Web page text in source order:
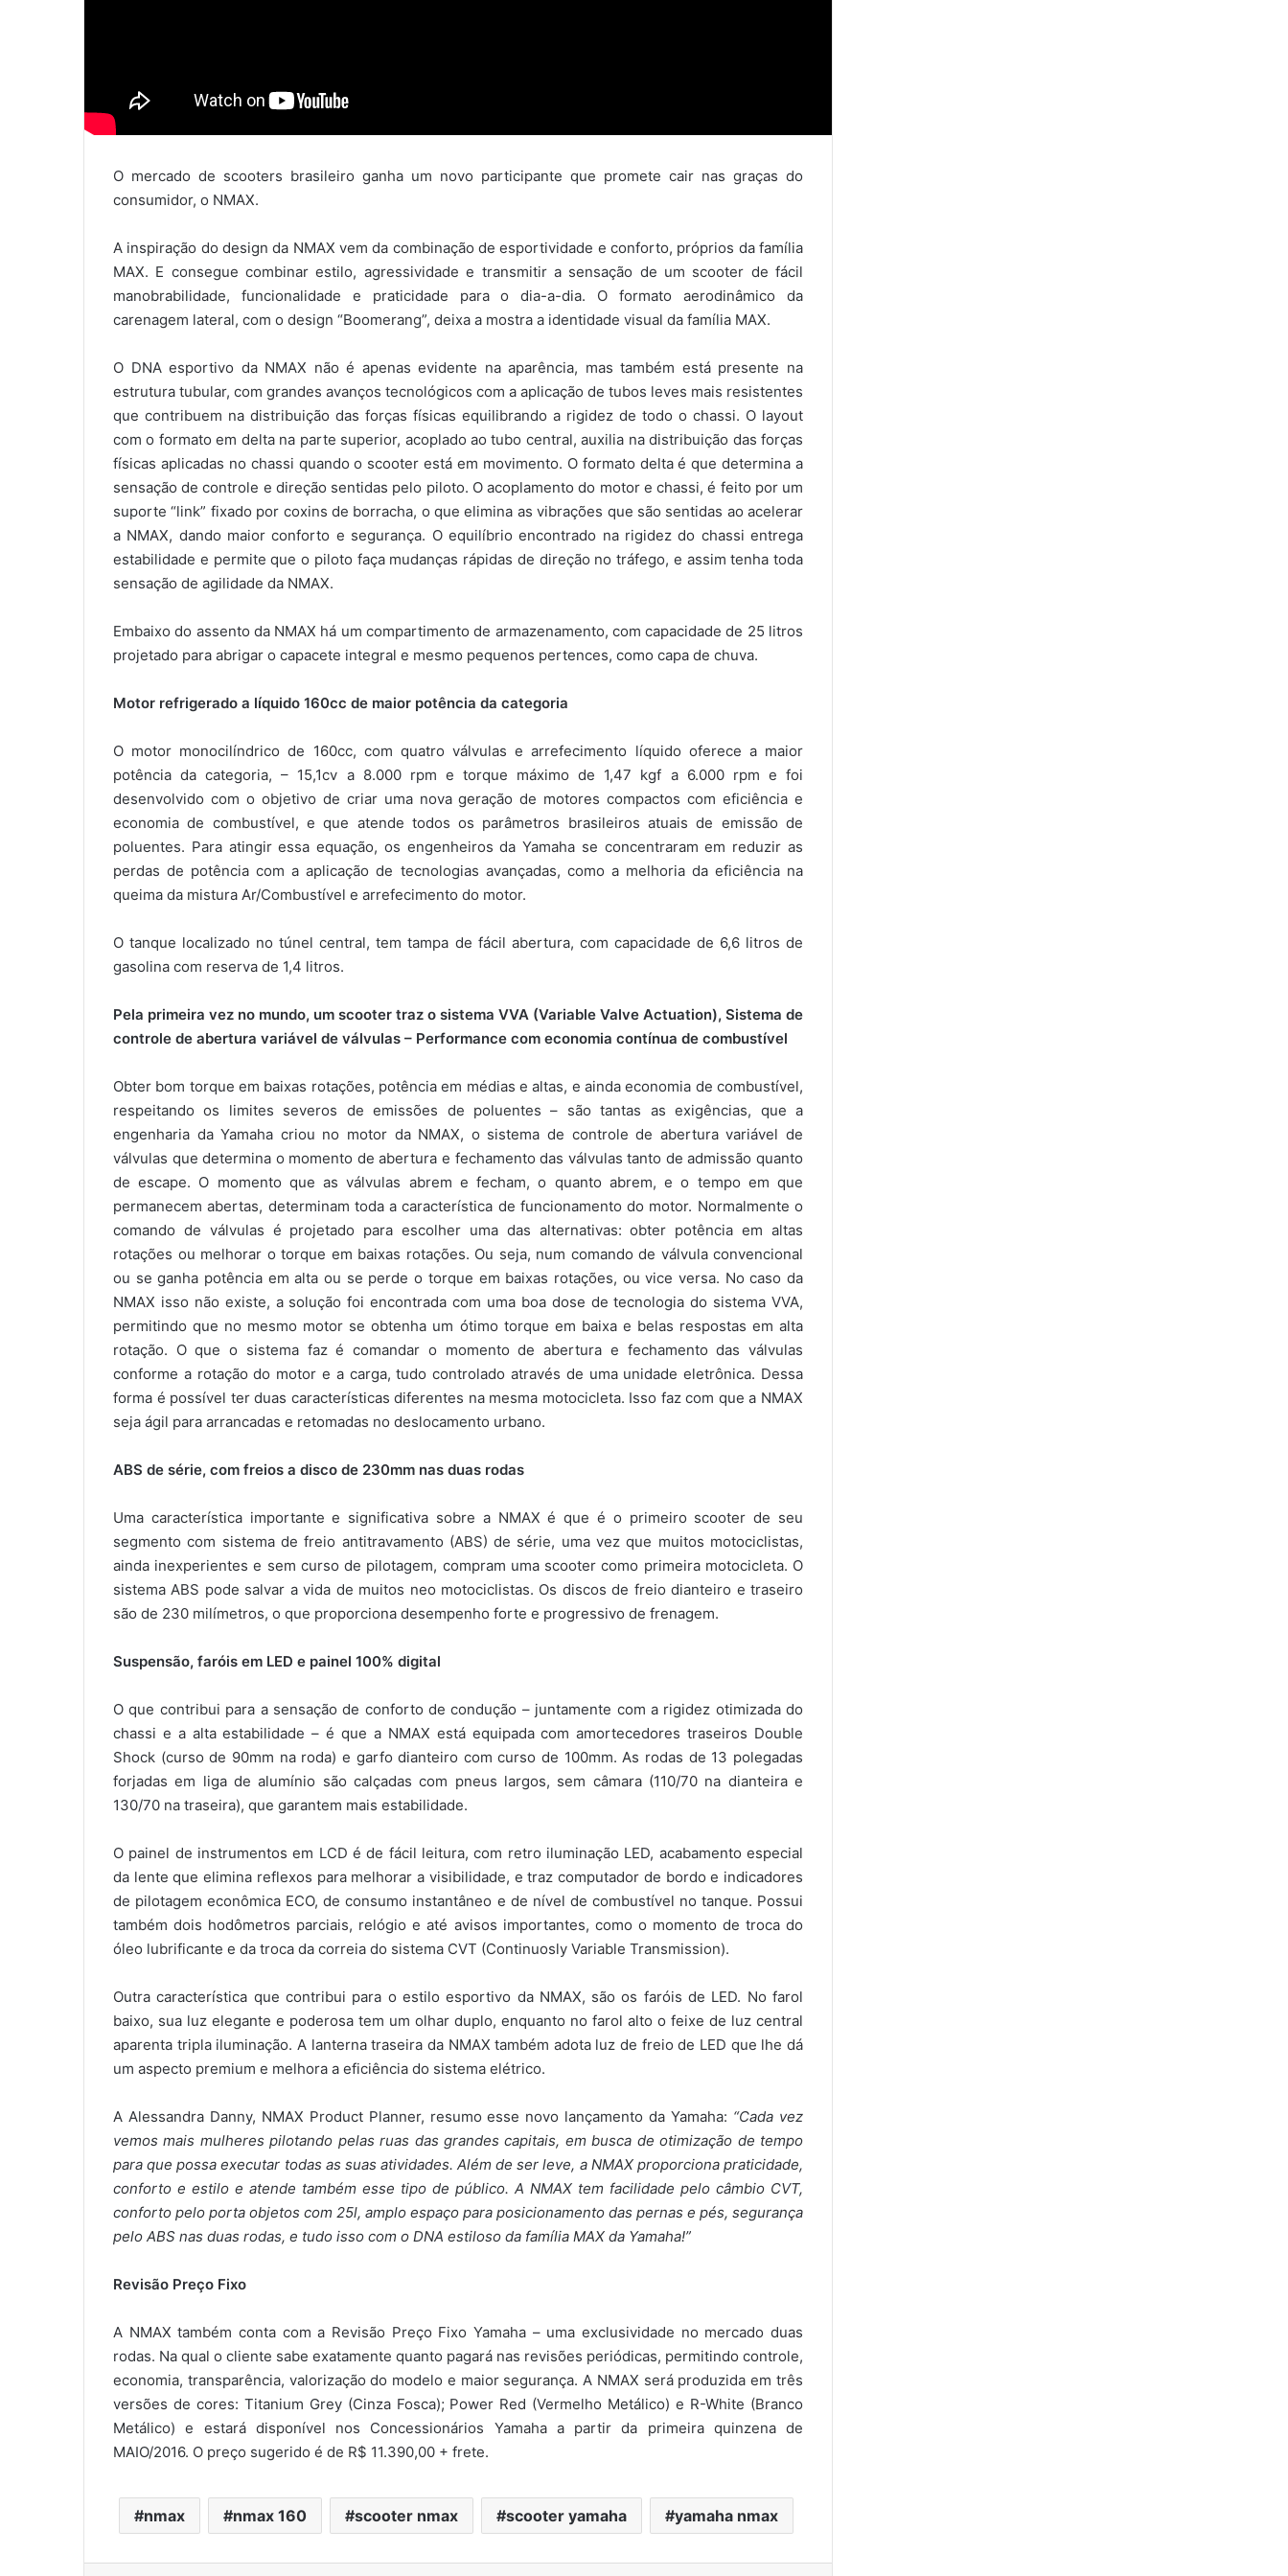
O mercado de scooters brasileiro ganha um novo participante que promete cair nas graças do
consumidor, o NMAX.
A inspiração do design da NMAX vem da combinação de esportividade e conforto, próprios da família
MAX. E consegue combinar estilo, agressividade e transmitir a sensação de um scooter de fácil
manobrabilidade, funcionalidade e praticidade para o dia-a-dia. O formato aerodinâmico da
carenagem lateral, com o design “Boomerang”, deixa a mostra a identidade visual da família MAX.
O DNA esportivo da NMAX não é apenas evidente na aparência, mas também está presente na
estrutura tubular, com grandes avanços tecnológicos com a aplicação de tubos leves mais resistentes
que contribuem na distribuição das forças físicas equilibrando a rigidez de todo o chassi. O layout
com o formato em delta na parte superior, acoplado ao tubo central, auxilia na distribuição das forças
físicas aplicadas no chassi quando o scooter está em movimento. O formato delta é que determina a
sensação de controle e direção sentidas pelo piloto. O acoplamento do motor e chassi, é feito por um
suporte “link” fixado por coxins de borracha, o que elimina as vibrações que são sentidas ao acelerar
a NMAX, dando maior conforto e segurança. O equilíbrio encontrado na rigidez do chassi entrega
estabilidade e permite que o piloto faça mudanças rápidas de direção no tráfego, e assim tenha toda
sensação de agilidade da NMAX.
Embaixo do assento da NMAX há um compartimento de armazenamento, com capacidade de 25 litros
projetado para abrigar o capacete integral e mesmo pequenos pertences, como capa de chuva.
Motor refrigerado a líquido 160cc de maior potência da categoria
O motor monocilíndrico de 160cc, com quatro válvulas e arrefecimento líquido oferece a maior
potência da categoria, – 15,1cv a 8.000 rpm e torque máximo de 1,47 kgf a 6.000 rpm e foi
desenvolvido com o objetivo de criar uma nova geração de motores compactos com eficiência e
economia de combustível, e que atende todos os parâmetros brasileiros atuais de emissão de
poluentes. Para atingir essa equação, os engenheiros da Yamaha se concentraram em reduzir as
perdas de potência com a aplicação de tecnologias avançadas, como a melhoria da eficiência na
queima da mistura Ar/Combustível e arrefecimento do motor.
O tanque localizado no túnel central, tem tampa de fácil abertura, com capacidade de 6,6 litros de
gasolina com reserva de 1,4 litros.
Pela primeira vez no mundo, um scooter traz o sistema VVA (Variable Valve Actuation), Sistema de
controle de abertura variável de válvulas – Performance com economia contínua de combustível
Obter bom torque em baixas rotações, potência em médias e altas, e ainda economia de combustível,
respeitando os limites severos de emissões de poluentes – são tantas as exigências, que a
engenharia da Yamaha criou no motor da NMAX, o sistema de controle de abertura variável de
válvulas que determina o momento de abertura e fechamento das válvulas tanto de admissão quanto
de escape. O momento que as válvulas abrem e fecham, o quanto abrem, e o tempo em que
permanecem abertas, determinam toda a característica de funcionamento do motor. Normalmente o
comando de válvulas é projetado para escolher uma das alternativas: obter potência em altas
rotações ou melhorar o torque em baixas rotações. Ou seja, num comando de válvula convencional
ou se ganha potência em alta ou se perde o torque em baixas rotações, ou vice versa. No caso da
NMAX isso não existe, a solução foi encontrada com uma boa dose de tecnologia do sistema VVA,
permitindo que no mesmo motor se obtenha um ótimo torque em baixa e belas respostas em alta
rotação. O que o sistema faz é comandar o momento de abertura e fechamento das válvulas
conforme a rotação do motor e a carga, tudo controlado através de uma unidade eletrônica. Dessa
forma é possível ter duas características diferentes na mesma motocicleta. Isso faz com que a NMAX
seja ágil para arrancadas e retomadas no deslocamento urbano.
ABS de série, com freios a disco de 230mm nas duas rodas
Uma característica importante e significativa sobre a NMAX é que é o primeiro scooter de seu
segmento com sistema de freio antitravamento (ABS) de série, uma vez que muitos motociclistas,
ainda inexperientes e sem curso de pilotagem, compram uma scooter como primeira motocicleta. O
sistema ABS pode salvar a vida de muitos neo motociclistas. Os discos de freio dianteiro e traseiro
são de 230 milímetros, o que proporciona desempenho forte e progressivo de frenagem.
Suspensão, faróis em LED e painel 100% digital
O que contribui para a sensação de conforto de condução – juntamente com a rigidez otimizada do
chassi e a alta estabilidade – é que a NMAX está equipada com amortecedores traseiros Double
Shock (curso de 90mm na roda) e garfo dianteiro com curso de 100mm. As rodas de 13 polegadas
forjadas em liga de alumínio são calçadas com pneus largos, sem câmara (110/70 na dianteira e
130/70 na traseira), que garantem mais estabilidade.
O painel de instrumentos em LCD é de fácil leitura, com retro iluminação LED, acabamento especial
da lente que elimina reflexos para melhorar a visibilidade, e traz computador de bordo e indicadores
de pilotagem econômica ECO, de consumo instantâneo e de nível de combustível no tanque. Possui
também dois hodômetros parciais, relógio e até avisos importantes, como o momento de troca do
óleo lubrificante e da troca da correia do sistema CVT (Continuosly Variable Transmission).
Outra característica que contribui para o estilo esportivo da NMAX, são os faróis de LED. No farol
baixo, sua luz elegante e poderosa tem um olhar duplo, enquanto no farol alto o feixe de luz central
aparenta tripla iluminação. A lanterna traseira da NMAX também adota luz de freio de LED que lhe dá
um aspecto premium e melhora a eficiência do sistema elétrico.
A Alessandra Danny, NMAX Product Planner, resumo esse novo lançamento da Yamaha: “Cada vez
vemos mais mulheres pilotando pelas ruas das grandes capitais, em busca de otimização de tempo
para que possa executar todas as suas atividades. Além de ser leve, a NMAX proporciona praticidade,
conforto e estilo e atende também esse tipo de público. A NMAX tem facilidade pelo câmbio CVT,
conforto pelo porta objetos com 25l, amplo espaço para posicionamento das pernas e pés, segurança
pelo ABS nas duas rodas, e tudo isso com o DNA estiloso da família MAX da Yamaha!”
Revisão Preço Fixo
A NMAX também conta com a Revisão Preço Fixo Yamaha – uma exclusividade no mercado duas
rodas. Na qual o cliente sabe exatamente quanto pagará nas revisões periódicas, permitindo controle,
economia, transparência, valorização do modelo e maior segurança. A NMAX será produzida em três
versões de cores: Titanium Grey (Cinza Fosca); Power Red (Vermelho Metálico) e R-White (Branco
Metálico) e estará disponível nos Concessionários Yamaha a partir da primeira quinzena de
MAIO/2016. O preço sugerido é de R$ 11.390,00 + frete.
nmax nmax 160 scooter nmax scooter yamaha yamaha nmax